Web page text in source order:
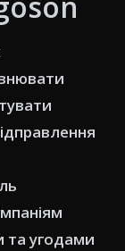
та угодами